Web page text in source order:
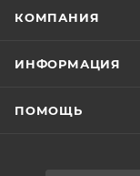
КОМПАНИЯ
ИНФОРМАЦИЯ
ПОМОЩЬ